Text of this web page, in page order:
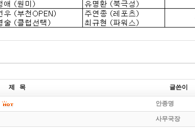
제 목 글쓴이
안종명
사무국장